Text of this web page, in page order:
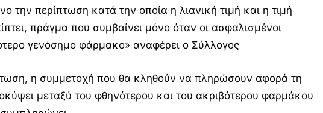
την περίπτωση κατά την οποία η λιανική τιμή και η τιμή
πράγμα που συμβαίνει μόνο όταν οι ασφαλισμένοι
γενόσημο φάρμακο» αναφέρει ο Σύλλογος
η συμμετοχή που θα κληθούν να πληρώσουν αφορά τη
μεταξύ του φθηνότερου και του ακριβότερου φαρμάκου